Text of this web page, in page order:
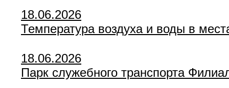
18.06.2026
Температура воздуха и воды в
18.06.2026
Парк служебного транспорта